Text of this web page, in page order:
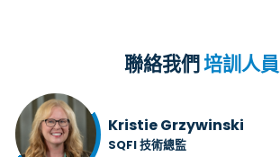
聯絡我們培訓人員
Kristie Grzywinski
SQFI 技術總監